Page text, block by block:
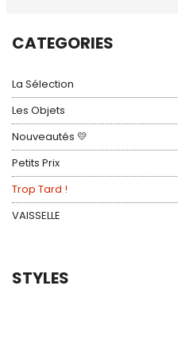
CATEGORIES
La Sélection
Les Objets
Nouveautés 💛
Petits Prix
Trop Tard !
VAISSELLE
STYLES